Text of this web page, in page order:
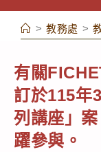
容
> 教務處 >
有關
訂於115年
列講座」
躍參與。